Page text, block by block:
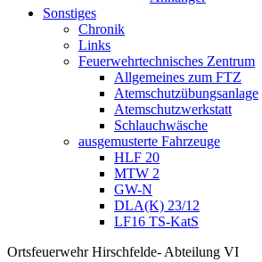
Sonstiges
Chronik
Links
Feuerwehrtechnisches Zentrum
Allgemeines zum FTZ
Atemschutzübungsanlage
Atemschutzwerkstatt
Schlauchwäsche
ausgemusterte Fahrzeuge
HLF 20
MTW 2
GW-N
DLA(K) 23/12
LF16 TS-KatS
Ortsfeuerwehr Hirschfelde- Abteilung VI